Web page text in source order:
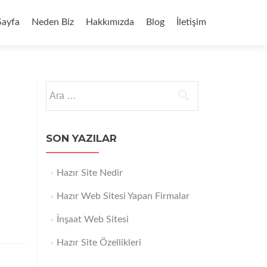
Neden Biz Hakkımızda Blog İletişim
SON YAZILAR
Hazır Site Nedir
Hazır Web Sitesi Yapan Firmalar
İnşaat Web Sitesi
Hazır Site Özellikleri